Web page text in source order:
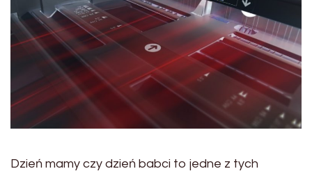
Dzień mamy czy dzień babci to jedne z tych